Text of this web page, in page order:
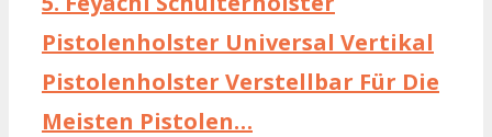
Pistolenholster Universal Vertikal
Pistolenholster Verstellbar Für Die
Meisten Pistolen…